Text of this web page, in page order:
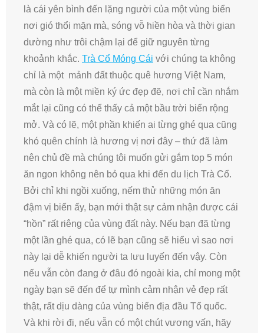
là cái yên bình đến lặng người của một vùng biển
nơi gió thổi mặn mà, sóng vỗ hiền hòa và thời gian
dường như trôi chậm lại để giữ nguyên từng
khoảnh khắc. Trà Cổ Móng Cái với chúng ta không
chỉ là một mảnh đất thuộc quê hương Việt Nam,
mà còn là một miền ký ức đẹp đẽ, nơi chỉ cần nhắm
mắt lại cũng có thể thấy cả một bầu trời biển rộng
mở. Và có lẽ, một phần khiến ai từng ghé qua cũng
khó quên chính là hương vị nơi đây – thứ đã làm
nên chủ đề mà chúng tôi muốn gửi gắm top 5 món
ăn ngon không nên bỏ qua khi đến du lịch Trà Cổ.
Bởi chỉ khi ngồi xuống, nếm thử những món ăn
đậm vị biển ấy, bạn mới thật sự cảm nhận được cái
“hồn” rất riêng của vùng đất này. Nếu bạn đã từng
một lần ghé qua, có lẽ bạn cũng sẽ hiểu vì sao nơi
này lại dễ khiến người ta lưu luyến đến vậy. Còn
nếu vẫn còn đang ở đâu đó ngoài kia, chỉ mong một
ngày bạn sẽ đến để tự mình cảm nhận vẻ đẹp rất
thật, rất dịu dàng của vùng biển địa đầu Tổ quốc.
Và khi rời đi, nếu vẫn có một chút vương vấn, hãy